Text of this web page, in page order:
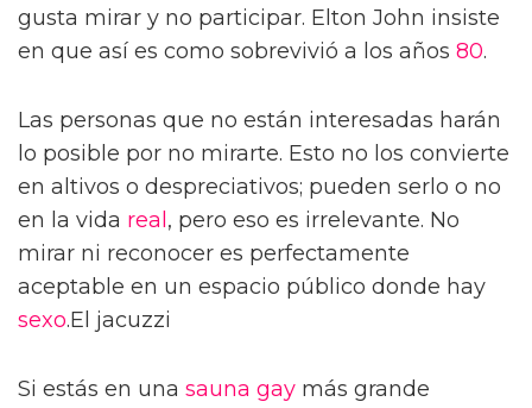
gusta mirar y no participar. Elton John insiste
en que así es como sobrevivió a los años 80.
Las personas que no están interesadas harán
lo posible por no mirarte. Esto no los convierte
en altivos o despreciativos; pueden serlo o no
en la vida real , pero eso es irrelevante. No
mirar ni reconocer es perfectamente
aceptable en un espacio público donde hay
sexo.El jacuzzi
Si estás en una sauna gay más grande